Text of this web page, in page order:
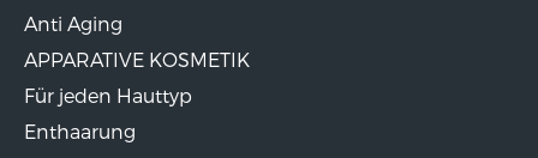
Anti Aging
APPARATIVE KOSMETIK
Für jeden Hauttyp
Enthaarung